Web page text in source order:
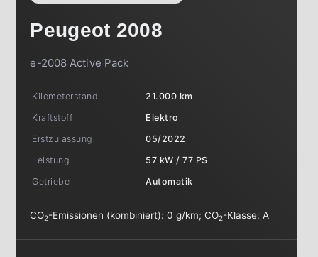
Peugeot 2008
e-2008 Active Pack
Kilometerstand
21.000 km
Kraftstoff
Elektro
Erstzulassung
05/2022
Leistung
57 kW / 77 PS
Getriebe
Automatik
CO2-Emissionen (kombiniert):0 g/km;CO2-Klasse:A